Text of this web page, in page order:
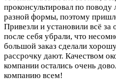
проконсультировал по
разной формы, поэтому
Привезли и установили всё
после себя убрали, что
большой заказ сделали
рассрочку дают. Качеством
компании остались очень
компанию всем!